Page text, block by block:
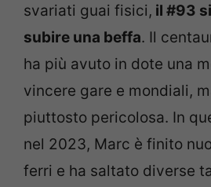
svariati guai fisici, il #93
subire una beffa. Il
ha più avuto in dote una
vincere gare e mondiali,
piuttosto pericolosa. In
nel 2023, Marc è finito
ferri e ha saltato diverse